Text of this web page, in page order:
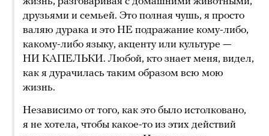
друзьями и семьей. Это полная чушь, я просто
валяю дурака и это НЕ подражание кому-либо,
какому-либо языку, акценту или культуре —
НИ КАПЕЛЬКИ. Любой, кто знает меня, видел,
как я дурачилась таким образом всю мою
жизнь.
Независимо от того, как это было истолковано,
я не хотела, чтобы какое-то из этих действий